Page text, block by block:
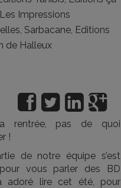
Les Impressions
, Sarbacane, Editions
de Halleux
rentrée, pas de quoi
!
de notre équipe s’est
vous parler des BD
adoré lire cet été, pour